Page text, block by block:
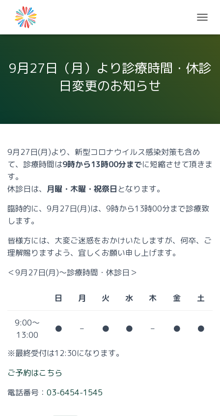
ビ
シ
ョ
9月27日（月）より診療時間・休診
日変更のお知らせ
9月27日(月)より、新型コロナウイルス感染対策も含め
て、診療時間は9時から13時00分までに短縮させて頂きま
す。
休診日は、 月曜・木曜・祝祭日となります。
臨時的に、9月27日(月)は、9時から13時00分まで診療致
します。
皆様方には、大変ご迷惑をおかけいたしますが、何卒、ご
理解賜りますよう、宜しくお願い申し上げます。
＜9月27日(月)〜診療時間・休診日＞
日 月 火 水 木 金 土
9:00～
13:00
● – ● ● – ● ●
※最終受付は12:30になります。
ご予約はこちら
電話番号： 03-6454-1545